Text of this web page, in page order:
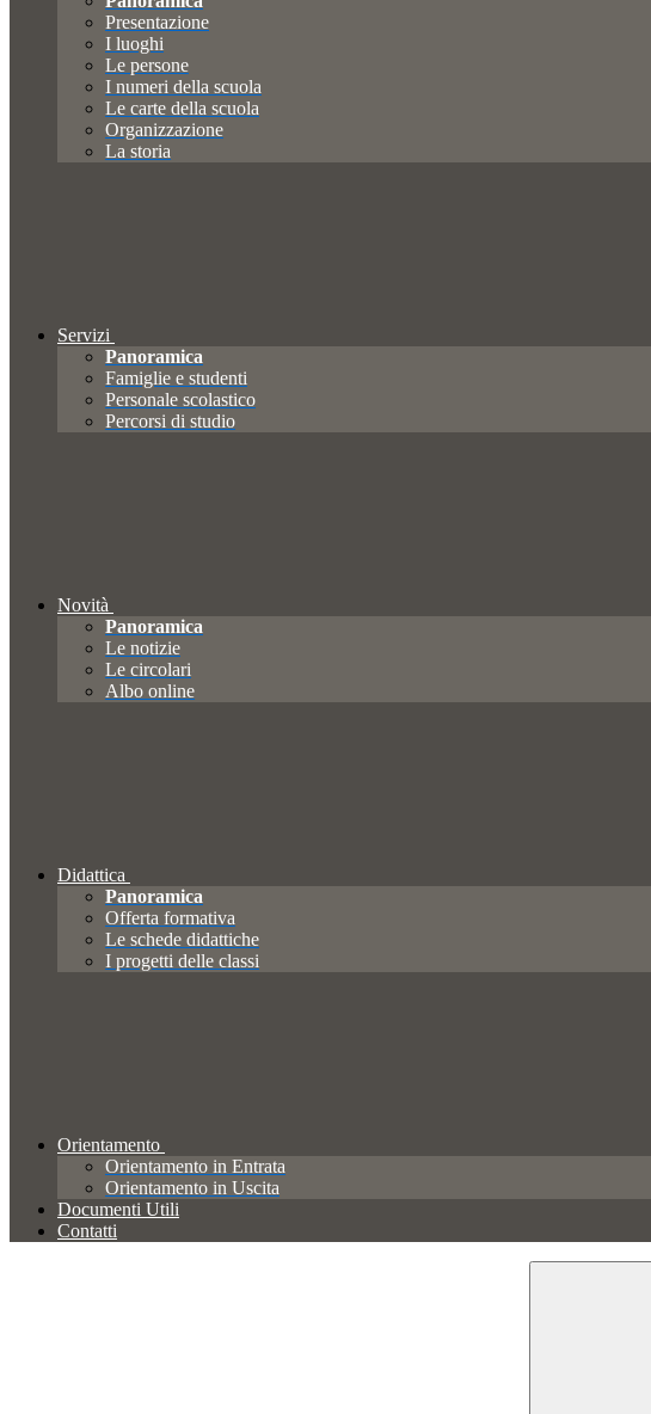
Presentazione
I luoghi
Le persone
I numeri della scuola
Le carte della scuola
Organizzazione
La storia
Servizi
Panoramica
Famiglie e studenti
Personale scolastico
Percorsi di studio
Novità
Panoramica
Le notizie
Le circolari
Albo online
Didattica
Panoramica
Offerta formativa
Le schede didattiche
I progetti delle classi
Orientamento
Orientamento in Entrata
Orientamento in Uscita
Documenti Utili
Contatti